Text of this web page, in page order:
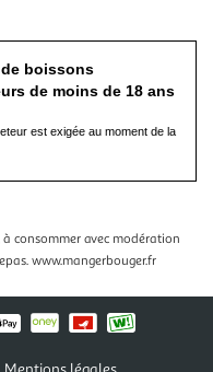
boissons
de moins de 18 ans
est exigée au moment de la
à consommer avec modération
www.mangerbouger.fr